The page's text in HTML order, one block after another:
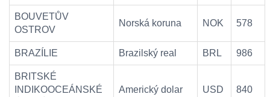
BOUVETŮV
OSTROV
Norská koruna NOK 578
BRAZÍLIE Brazilský real BRL 986
BRITSKÉ
INDIKOOCEÁNSKÉ
Americký dolar USD 840